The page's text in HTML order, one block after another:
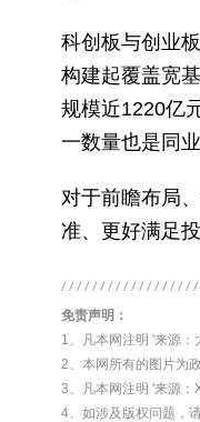
科创板与创业
构建起覆盖宽
规模近1220亿
一数量也是同
对于前瞻布局
准、更好满足
免责声明：
1、凡本网注明 '来源
2、本网所有的图片为
3、凡本网注明 '来源：
4、如涉及版权问题，